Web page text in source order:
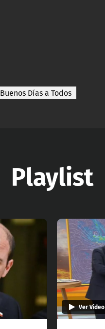
Buenos Días a Todos
Playlist
Ver Video